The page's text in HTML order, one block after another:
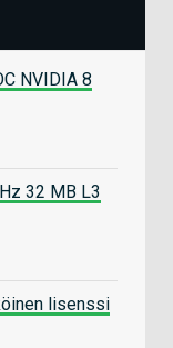
NVIDIA 8
32 MB L3
lisenssi